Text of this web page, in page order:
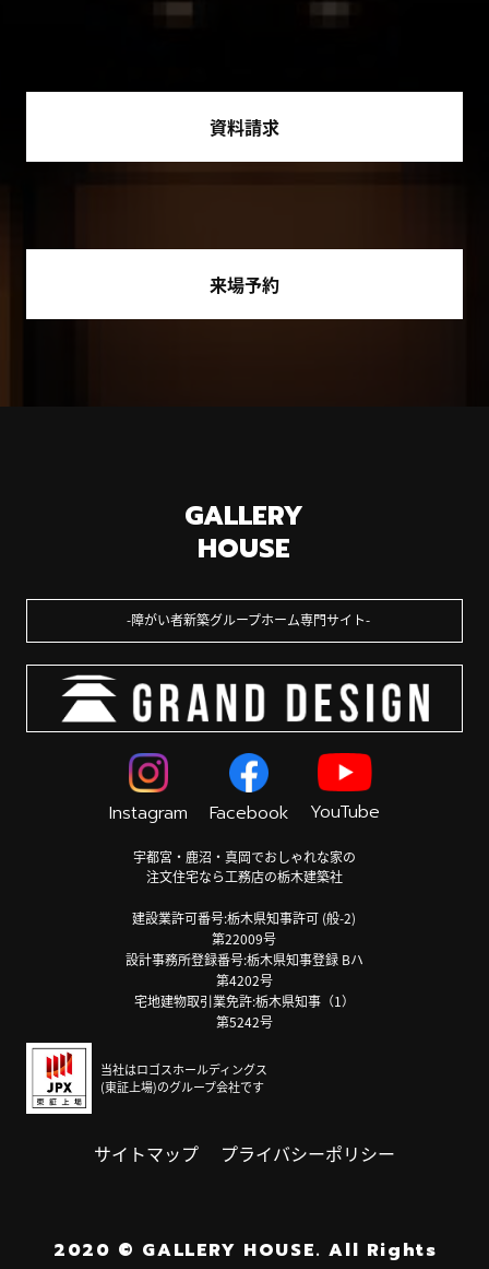
資料請求
来場予約
GALLERY
HOUSE
障がい者新築グループホーム専門サイト
Instagram Facebook YouTube
宇都宮・鹿沼・真岡でおしゃれな家の
注文住宅なら工務店の栃木建築社
建設業許可番号:栃木県知事許可 (般-2)
第22009号
設計事務所登録番号:栃木県知事登録 Bハ
第4202号
宅地建物取引業免許:栃木県知事（1）
第5242号
当社はロゴスホールディングス
(東証上場)のグループ会社です
サイトマップ プライバシーポリシー
2020 © GALLERY HOUSE. All Rights